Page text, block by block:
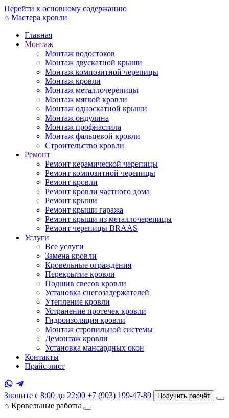
Перейти к основному содержанию
⌂ Мастера кровли
Главная
Монтаж
Монтаж водостоков
Монтаж двускатной крыши
Монтаж композитной черепицы
Монтаж кровли
Монтаж металлочерепицы
Монтаж мягкой кровли
Монтаж односкатной крыши
Монтаж ондулина
Монтаж профнастила
Монтаж фальцевой кровли
Строительство кровли
Ремонт
Ремонт керамической черепицы
Ремонт композитной черепицы
Ремонт кровли
Ремонт кровли частного дома
Ремонт крыши
Ремонт крыши гаража
Ремонт крыши из металлочерепицы
Ремонт черепицы BRAAS
Услуги
Все услуги
Замена кровли
Кровельные ограждения
Перекрытие кровли
Подшив свесов кровли
Установка снегозадержателей
Утепление кровли
Устранение протечек кровли
Гидроизоляция кровли
Монтаж стропильной системы
Демонтаж кровли
Установка мансардных окон
Контакты
Прайс-лист
Звоните с 8:00 до 22:00 +7 (903) 199-47-89 Получить расчёт
⌂ Кровельные работы